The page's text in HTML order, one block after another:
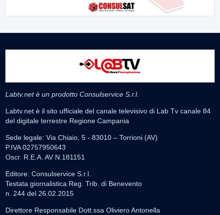
Labtv.net è un prodotto Consulservice S.r.l.
Labtv.net è il sito ufficiale del canale televisivo di Lab Tv canale 84
del digitale terrestre Regione Campania
Sede legale: Via Chiaio, 5 - 83010 – Torrioni (AV)
P.IVA 02757950643
Oscr. R.E.A. AV N.181151
Editore: Consulservice S.r.l.
Testata giornalistica Reg. Trib. di Benevento
n. 244 del 26.02.2015
Direttore Responsabile Dott.ssa Oliviero Antonella